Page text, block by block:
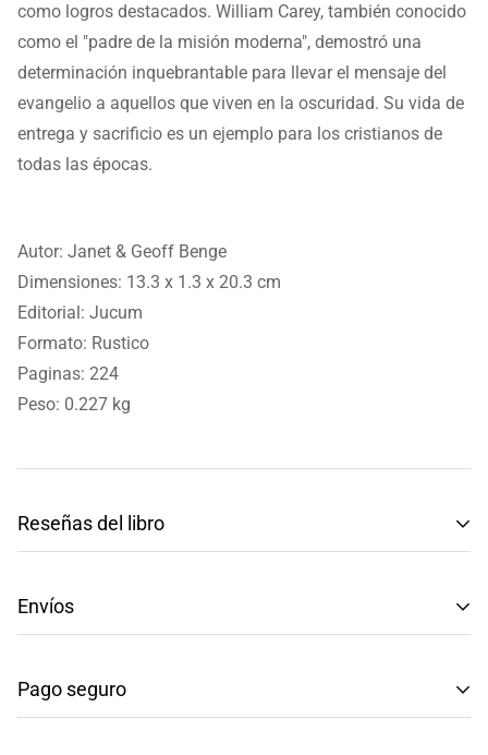
como logros destacados. William Carey, también conocido
como el "padre de la misión moderna", demostró una
determinación inquebrantable para llevar el mensaje del
evangelio a aquellos que viven en la oscuridad. Su vida de
entrega y sacrificio es un ejemplo para los cristianos de
todas las épocas.
Autor: Janet & Geoff Benge
Dimensiones: 13.3 x 1.3 x 20.3 cm
Editorial: Jucum
Formato: Rustico
Paginas: 224
Peso: 0.227 kg
Reseñas del libro
Escribir una reseña
Envíos
Envío: Tarda de 3 a 5 días hábiles.
Pago seguro